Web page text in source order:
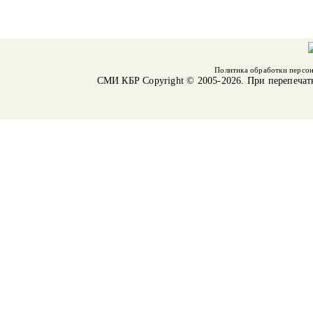
Политика обработки
СМИ КБРCopyright © 2005-2026. При